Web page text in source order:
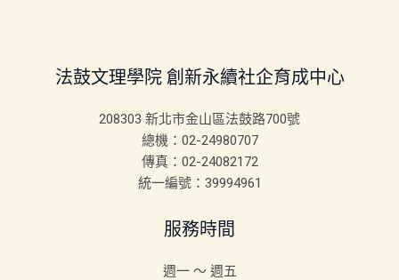
法鼓文理學院 創新永續社企育成中心
208303 新北市金山區法鼓路700號
總機：02-24980707
傳真：02-24082172
統一編號：39994961
服務時間
週一 ～ 週五